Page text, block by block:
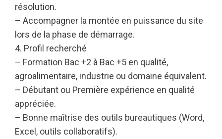
résolution.
– Accompagner la montée en puissance du site
lors de la phase de démarrage.
4. Profil recherché
– Formation Bac +2 à Bac +5 en qualité,
agroalimentaire, industrie ou domaine équivalent.
– Débutant ou Première expérience en qualité
appréciée.
– Bonne maîtrise des outils bureautiques (Word,
Excel, outils collaboratifs).